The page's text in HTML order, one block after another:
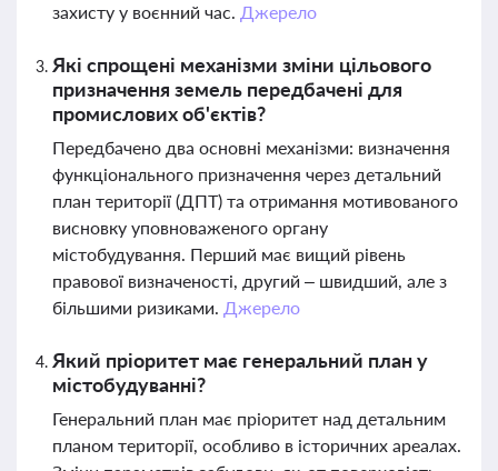
захисту у воєнний час. Джерело
Які спрощені механізми зміни цільового
призначення земель передбачені для
промислових об'єктів?
Передбачено два основні механізми: визначення
функціонального призначення через детальний
план території (ДПТ) та отримання мотивованого
висновку уповноваженого органу
містобудування. Перший має вищий рівень
правової визначеності, другий – швидший, але з
більшими ризиками. Джерело
Який пріоритет має генеральний план у
містобудуванні?
Генеральний план має пріоритет над детальним
планом території, особливо в історичних ареалах.